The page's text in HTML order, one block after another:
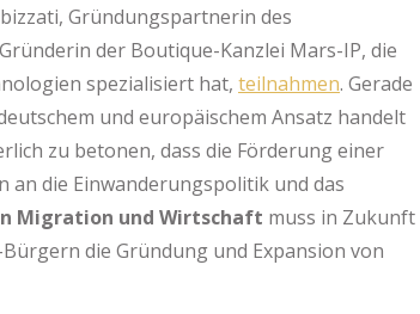
Gründungspartnerin des
der Boutique-Kanzlei Mars-IP, die
spezialisiert hat, teilnahmen. Gerade
und europäischem Ansatz handelt
zu betonen, dass die Förderung einer
an die Einwanderungspolitik und das
Migration und Wirtschaft muss in Zukunft
die Gründung und Expansion von